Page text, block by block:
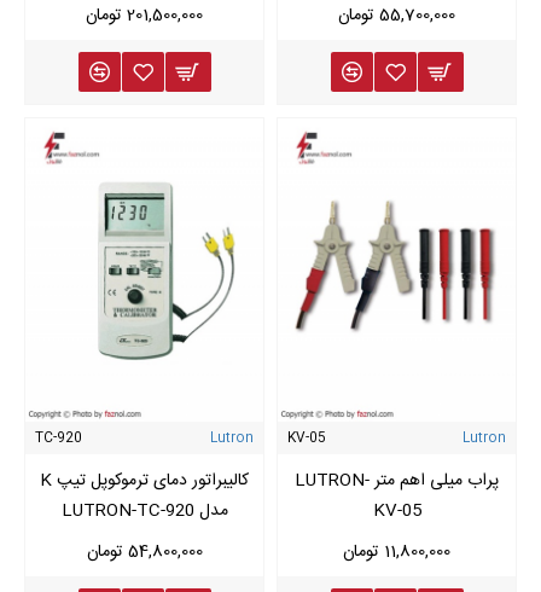
55,700,000 تومان
201,500,000 تومان
Lutron
KV-05
پراب میلی اهم متر LUTRON-
KV-05
11,800,000 تومان
Lutron
TC-920
کالیبراتور دمای ترموکوپل تیپ K
مدل LUTRON-TC-920
54,800,000 تومان